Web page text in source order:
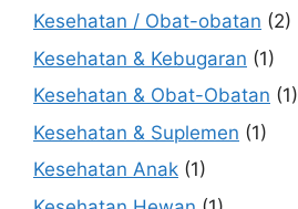
Kesehatan / Obat-obatan (2)
Kesehatan & Kebugaran (1)
Kesehatan & Obat-Obatan (1)
Kesehatan & Suplemen (1)
Kesehatan Anak (1)